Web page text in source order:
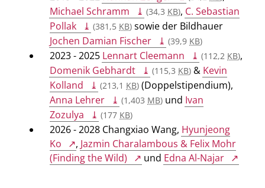
Michael Schramm
(34,3 KB), C. Sebastian
Pollak
(381,5 KB) sowie der Bildhauer
Jochen Damian Fischer
(39,9 KB)
2023 - 2025 Lennart Cleemann (112,2 KB),
Domenik Gebhardt
(115,3 KB) & Kevin
Kolland
(213,1 KB) (Doppelstipendium),
Anna Lehrer
(1,403 MB) und Ivan
Zozulya
(177 KB)
2026 - 2028 Changxiao Wang, Hyunjeong
Ko
, Jazmin Charalambous & Felix Mohr
(Finding the Wild)
und Edna Al-Najar